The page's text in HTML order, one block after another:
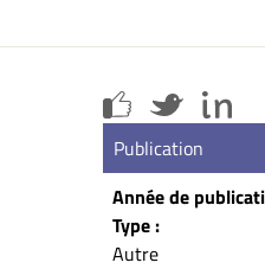
Publication
Année de
Type :
Autre